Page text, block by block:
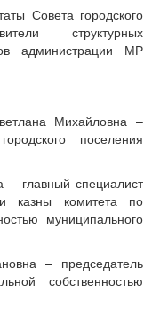
Совета городского
структурных
администрации МР
Михайловна –
поселения
главный специалист
казны комитета по
муниципального
– председатель
собственностью